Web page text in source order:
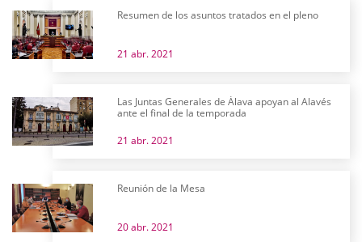
Resumen de los asuntos tratados en el pleno
21 abr. 2021
Las Juntas Generales de Álava apoyan al Alavés
ante el final de la temporada
21 abr. 2021
Reunión de la Mesa
20 abr. 2021